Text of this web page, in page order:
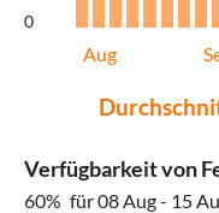
0
Aug
Verfügbarkeit von
60% für 08 Aug - 15